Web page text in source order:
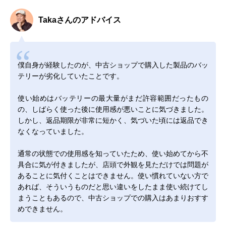
Takaさんのアドバイス
僕自身が経験したのが、中古ショップで購入した製品のバッ
テリーが劣化していたことです。
使い始めはバッテリーの最大量がまだ許容範囲だったもの
の、しばらく使った後に使用感が悪いことに気づきました。
しかし、返品期限が非常に短かく、気づいた頃には返品でき
なくなっていました。
通常の状態での使用感を知っていたため、使い始めてから不
具合に気が付きましたが、店頭で外観を見ただけでは問題が
あることに気付くことはできません。使い慣れていない方で
あれば、そういうものだと思い違いをしたまま使い続けてし
まうこともあるので、中古ショップでの購入はあまりおすす
めできません。